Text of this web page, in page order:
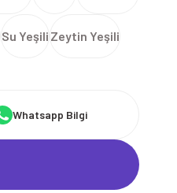
Su Yeşili Zeytin Yeşili
Whatsapp Bilgi